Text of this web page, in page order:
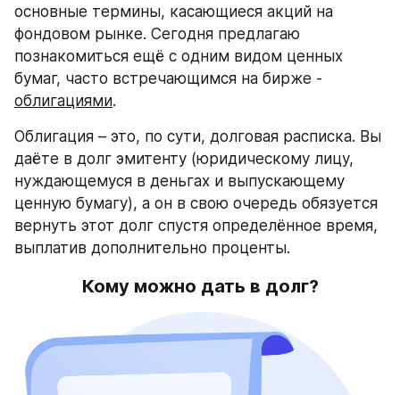
основные термины, касающиеся акций на
фондовом рынке. Сегодня предлагаю
познакомиться ещё с одним видом ценных
облигациями.
Облигация – это, по сути, долговая расписка. Вы
даёте в долг эмитенту (юридическому лицу,
нуждающемуся в деньгах и выпускающему
ценную бумагу), а он в свою очередь обязуется
вернуть этот долг спустя определённое время,
выплатив дополнительно проценты.
Кому можно дать в долг?